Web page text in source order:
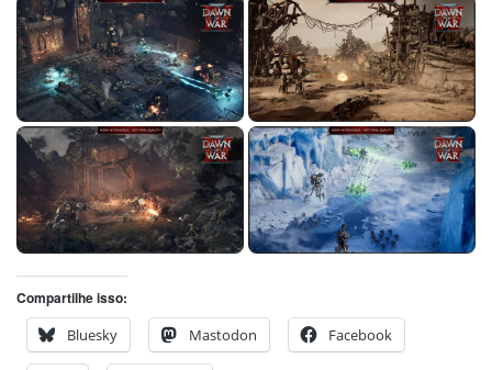
Compartilhe isso:
Bluesky
Mastodon Facebook